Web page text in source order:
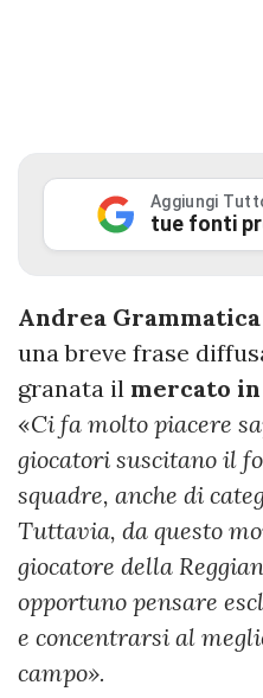
Aggiungi
tue fonti
Andrea Grammatica
una breve frase
granata il mercato
«Ci fa molto piacere
giocatori suscitano il
squadre, anche di
Tuttavia, da questo
giocatore della
opportuno pensare
e concentrarsi al
campo».